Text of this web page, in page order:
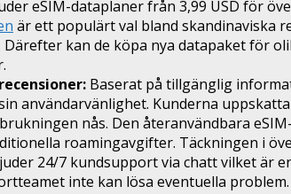
eSIM-dataplaner från 3,99 USD för
är ett populärt val bland skandinaviska
Därefter kan de köpa nya datapaket
Baserat på tillgänglig
användarvänlighet. Kunderna
nås. Den återanvändbara
roamingavgifter. Täckningen i
24/7 kundsupport via chatt vilket är
inte kan lösa eventuella